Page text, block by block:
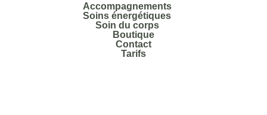
Accompagnements
Soins énergétiques
Soin du corps
Boutique
Contact
Tarifs